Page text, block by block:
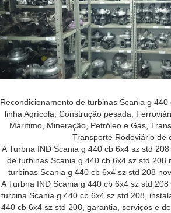
Recondicionamento de turbinas Scania g
linha Agrícola, Construção pesada,
Marítimo, Mineração, Petróleo e Gás,
Transporte Rodoviário de
A Turbna IND Scania g 440 cb 6x4 sz std
de turbinas Scania g 440 cb 6x4 sz std 208
turbinas Scania g 440 cb 6x4 sz std 208
A Turbna IND Scania g 440 cb 6x4 sz std
turbina Scania g 440 cb 6x4 sz std 208,
440 cb 6x4 sz std 208, garantia, serviços e